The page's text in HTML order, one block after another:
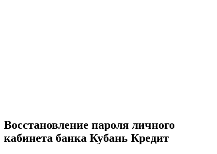
Восстановление пароля личного
кабинета банка Кубань Кредит